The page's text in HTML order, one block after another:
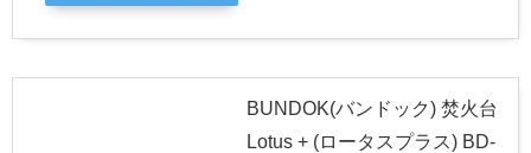
BUNDOK(バンドック) 焚火台
Lotus + (ロータスプラス) BD-